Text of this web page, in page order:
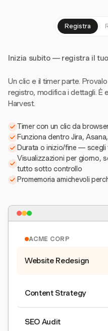
Registra
Inizia subito — registra il
Un clic e il timer parte.
registro, modifica i dettagli. È
Harvest.
Timer con un clic da
Funziona dentro Jira,
Durata o inizio/fine — scegli
Visualizzazioni per giorno,
tutto sotto controllo
Promemoria amichevoli
ACME CORP
Website Redesign
Content Strategy
SEO Audit